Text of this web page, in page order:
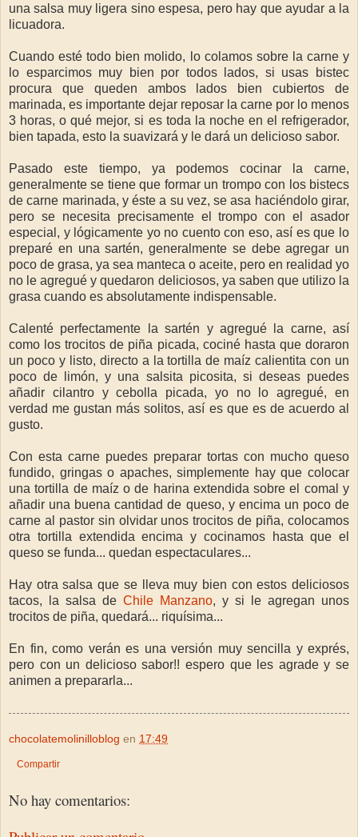
una salsa muy ligera sino espesa, pero hay que ayudar a la
licuadora.
Cuando esté todo bien molido, lo colamos sobre la carne y
lo esparcimos muy bien por todos lados, si usas bistec
procura que queden ambos lados bien cubiertos de
marinada, es importante dejar reposar la carne por lo menos
3 horas, o qué mejor, si es toda la noche en el refrigerador,
bien tapada, esto la suavizará y le dará un delicioso sabor.
Pasado este tiempo, ya podemos cocinar la carne,
generalmente se tiene que formar un trompo con los bistecs
de carne marinada, y éste a su vez, se asa haciéndolo girar,
pero se necesita precisamente el trompo con el asador
especial, y lógicamente yo no cuento con eso, así es que lo
preparé en una sartén, generalmente se debe agregar un
poco de grasa, ya sea manteca o aceite, pero en realidad yo
no le agregué y quedaron deliciosos, ya saben que utilizo la
grasa cuando es absolutamente indispensable.
Calenté perfectamente la sartén y agregué la carne, así
como los trocitos de piña picada, cociné hasta que doraron
un poco y listo, directo a la tortilla de maíz calientita con un
poco de limón, y una salsita picosita, si deseas puedes
añadir cilantro y cebolla picada, yo no lo agregué, en
verdad me gustan más solitos, así es que es de acuerdo al
gusto.
Con esta carne puedes preparar tortas con mucho queso
fundido, gringas o apaches, simplemente hay que colocar
una tortilla de maíz o de harina extendida sobre el comal y
añadir una buena cantidad de queso, y encima un poco de
carne al pastor sin olvidar unos trocitos de piña, colocamos
otra tortilla extendida encima y cocinamos hasta que el
queso se funda... quedan espectaculares...
Hay otra salsa que se lleva muy bien con estos deliciosos
tacos, la salsa de Chile Manzano, y si le agregan unos
trocitos de piña, quedará... riquísima...
En fin, como verán es una versión muy sencilla y exprés,
pero con un delicioso sabor!! espero que les agrade y se
animen a prepararla...
chocolatemolinilloblog en 17:49
Compartir
No hay comentarios: